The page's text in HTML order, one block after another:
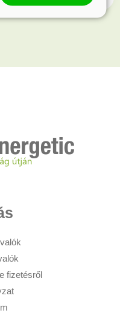
fizetésről